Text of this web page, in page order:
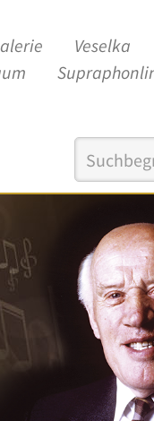
Veselka